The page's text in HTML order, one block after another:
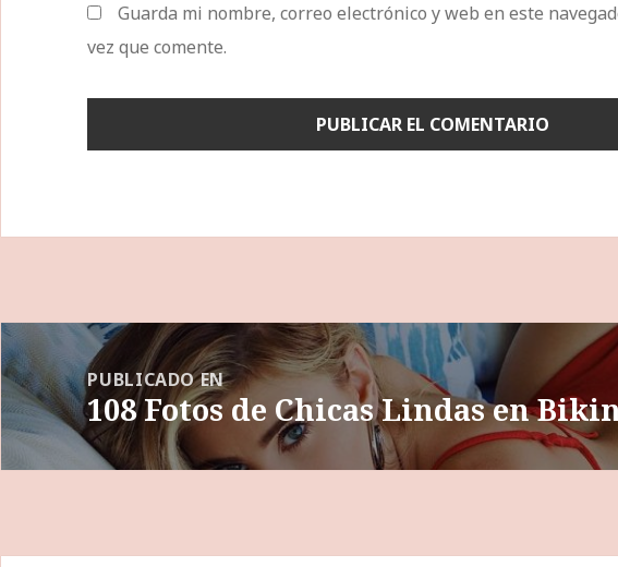
Guarda mi nombre, correo electrónico y web en este
vez que comente.
Navegación
de
entradas
PUBLICADO EN
108 Fotos de Chicas Lindas en